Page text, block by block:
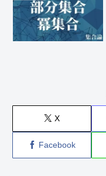
X
Facebook